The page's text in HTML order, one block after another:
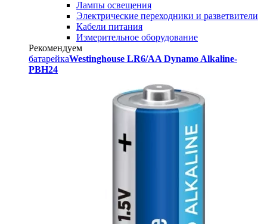
Лампы освещения
Электрические переходники и разветвители
Кабели питания
Измерительное оборудование
Рекомендуем
батарейкаWestinghouse LR6/AA Dynamo Alkaline-
PBH24